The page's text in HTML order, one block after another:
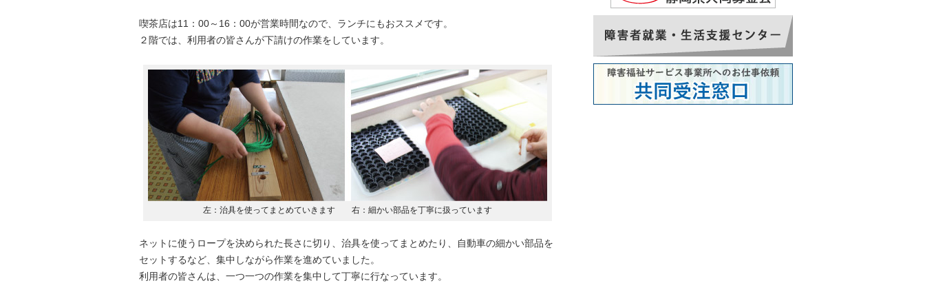
喫茶店は11：00～16：00が営業時間なので、ランチにもおススメです。
２階では、利用者の皆さんが下請けの作業をしています。
左：治具を使ってまとめていきます 右：細かい部品を丁寧に扱っています
ネットに使うロープを決められた長さに切り、治具を使ってまとめたり、自動車の細かい部品を
セットするなど、集中しながら作業を進めていました。
利用者の皆さんは、一つ一つの作業を集中して丁寧に行なっています。